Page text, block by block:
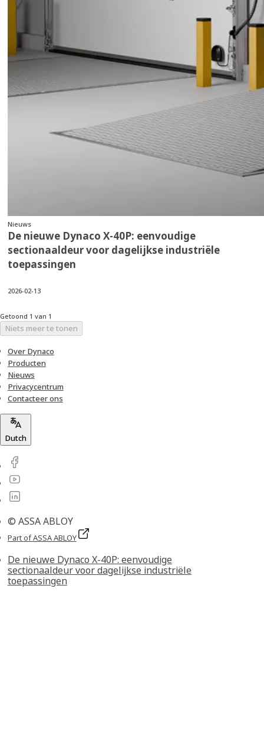
Nieuws
De nieuwe Dynaco X‑40P: eenvoudige
sectionaaldeur voor dagelijkse industriële
toepassingen
2026-02-13
Getoond 1 van 1
Niets meer te tonen
Over Dynaco
Producten
Nieuws
Privacycentrum
Contacteer ons
Dutch
© ASSA ABLOY
Part of ASSA ABLOY
De nieuwe Dynaco X‑40P: eenvoudige
sectionaaldeur voor dagelijkse industriële
toepassingen